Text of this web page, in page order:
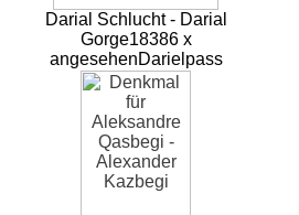
Darial Schlucht - Darial
Gorge18386 x
angesehenDarielpass